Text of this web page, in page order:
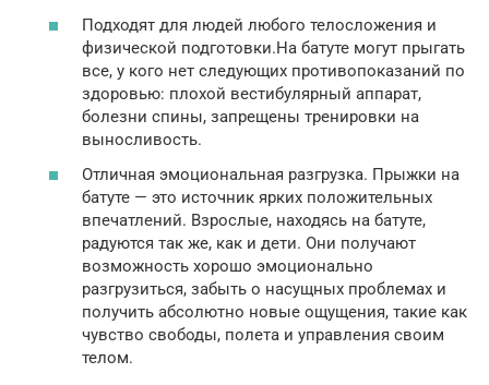
Подходят для людей любого телосложения и
физической подготовки.На батуте могут прыгать
все, у кого нет следующих противопоказаний по
здоровью: плохой вестибулярный аппарат,
болезни спины, запрещены тренировки на
выносливость.
Отличная эмоциональная разгрузка. Прыжки на
батуте — это источник ярких положительных
впечатлений. Взрослые, находясь на батуте,
радуются так же, как и дети. Они получают
возможность хорошо эмоционально
разгрузиться, забыть о насущных проблемах и
получить абсолютно новые ощущения, такие как
чувство свободы, полета и управления своим
телом.